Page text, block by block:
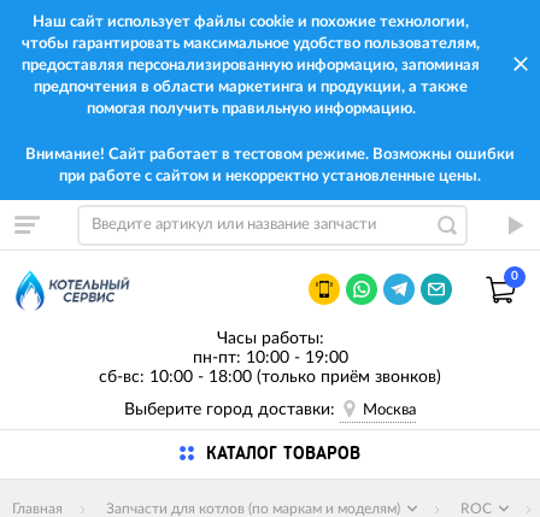
Наш сайт использует файлы cookie и похожие технологии,
чтобы гарантировать максимальное удобство пользователям,
предоставляя персонализированную информацию, запоминая
предпочтения в области маркетинга и продукции, а также
помогая получить правильную информацию.
Внимание! Сайт работает в тестовом режиме. Возможны ошибки
при работе с сайтом и некорректно установленные цены.
0
Часы работы:
пн-пт: 10:00 - 19:00
сб-вс: 10:00 - 18:00 (только приём звонков)
Выберите город доставки:
Москва
КАТАЛОГ ТОВАРОВ
Главная Запчасти для котлов (по маркам и моделям)
ROC